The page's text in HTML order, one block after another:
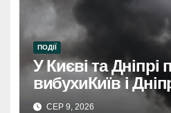
ПОДІЇ
У Києві та Дніпрі
вибухиКиїв і
розбудили міста.
СЕР 9, 2026